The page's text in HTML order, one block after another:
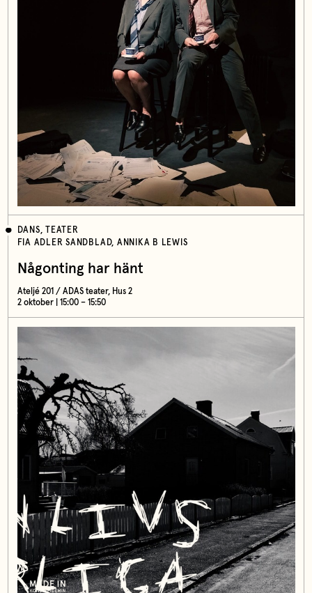
DANS, TEATER
FIA ADLER SANDBLAD, ANNIKA B LEWIS
Någonting har hänt
Ateljé 201 / ADAS teater, Hus 2
2 oktober | 15:00 – 15:50